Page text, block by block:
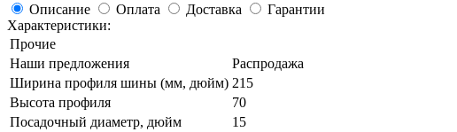
Описание
Оплата Доставка
Гарантии
Характеристики:
Прочие
Наши предложения
Распродажа
Ширина профиля шины (мм, дюйм) 215
Высота профиля
70
Посадочный диаметр, дюйм
15